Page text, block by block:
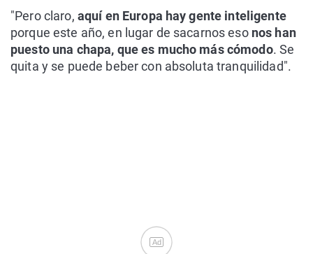
"Pero claro, aquí en Europa hay gente inteligente
porque este año, en lugar de sacarnos eso nos han
puesto una chapa, que es mucho más cómodo. Se
quita y se puede beber con absoluta tranquilidad".
Ad